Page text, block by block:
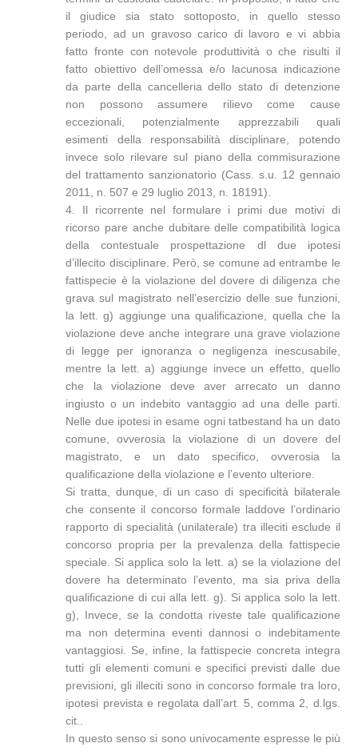
il giudice sia stato sottoposto, in quello stesso
periodo, ad un gravoso carico di lavoro e vi abbia
fatto fronte con notevole produttività o che risulti il
fatto obiettivo dell’omessa e/o lacunosa indicazione
da parte della cancelleria dello stato di detenzione
non possono assumere rilievo come cause
eccezionali, potenzialmente apprezzabili quali
esimenti della responsabilità disciplinare, potendo
invece solo rilevare sul piano della commisurazione
del trattamento sanzionatorio (Cass. s.u. 12 gennaio
2011, n. 507 e 29 luglio 2013, n. 18191).
4. Il ricorrente nel formulare i primi due motivi di
ricorso pare anche dubitare delle compatibilità logica
della contestuale prospettazione dl due ipotesi
d’illecito disciplinare. Però, se comune ad entrambe le
fattispecie è la violazione del dovere di diligenza che
grava sul magistrato nell’esercizio delle sue funzioni,
la lett. g) aggiunge una qualificazione, quella che la
violazione deve anche integrare una grave violazione
di legge per ignoranza o negligenza inescusabile,
mentre la lett. a) aggiunge invece un effetto, quello
che la violazione deve aver arrecato un danno
ingiusto o un indebito vantaggio ad una delle parti.
Nelle due ipotesi in esame ogni tatbestand ha un dato
comune, ovverosia la violazione di un dovere del
magistrato, e un dato specifico, ovverosia la
qualificazione della violazione e l’evento ulteriore.
Si tratta, dunque, di un caso di specificità bilaterale
che consente il concorso formale laddove l’ordinario
rapporto di specialità (unilaterale) tra illeciti esclude il
concorso propria per la prevalenza della fattispecie
speciale. Si applica solo la lett. a) se la violazione del
dovere ha determinato l’evento, ma sia priva della
qualificazione di cui alla lett. g). Si applica solo la lett.
g), Invece, se la condotta riveste tale qualificazione
ma non determina eventi dannosi o indebitamente
vantaggiosi. Se, infine, la fattispecie concreta integra
tutti gli elementi comuni e specifici previsti dalle due
previsioni, gli illeciti sono in concorso formale tra loro,
ipotesi prevista e regolata dall’art. 5, comma 2, d.lgs.
cit..
In questo senso si sono univocamente espresse le più